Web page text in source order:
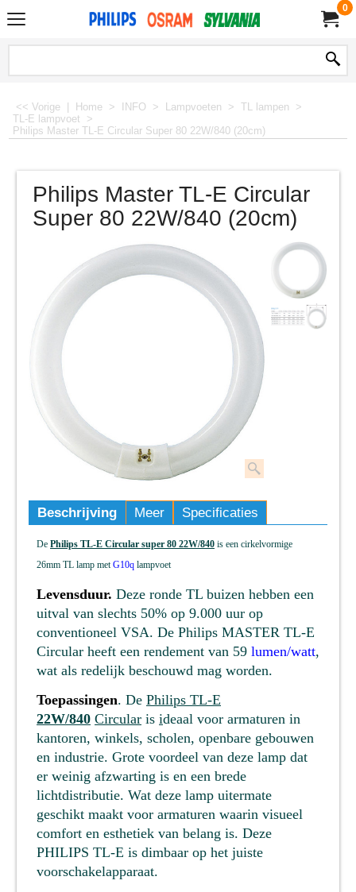
0
<< Vorige Home > INFO > Lampvoeten > TL lampen >
TL-E lampvoet >
Philips Master TL-E Circular Super 80 22W/840 (20cm)
Philips Master TL-E Circular
Super 80 22W/840 (20cm)
Beschrijving Meer Specificaties
De Philips TL-E Circular super 80 22W/840 is een cirkelvormige
26mm TL lamp met G10q lampvoet
Levensduur. Deze ronde TL buizen hebben een
uitval van slechts 50% op 9.000 uur op
conventioneel VSA. De Philips MASTER TL-E
Circular heeft een rendement van 59 lumen/watt,
wat als redelijk beschouwd mag worden.
Toepassingen. De Philips TL-E
22W/840 Circular is ideaal voor armaturen in
kantoren, winkels, scholen, openbare gebouwen
en industrie. Grote voordeel van deze lamp dat
er weinig afzwarting is en een brede
lichtdistributie. Wat deze lamp uitermate
geschikt maakt voor armaturen waarin visueel
comfort en esthetiek van belang is. Deze
PHILIPS TL-E is dimbaar op het juiste
voorschakelapparaat.